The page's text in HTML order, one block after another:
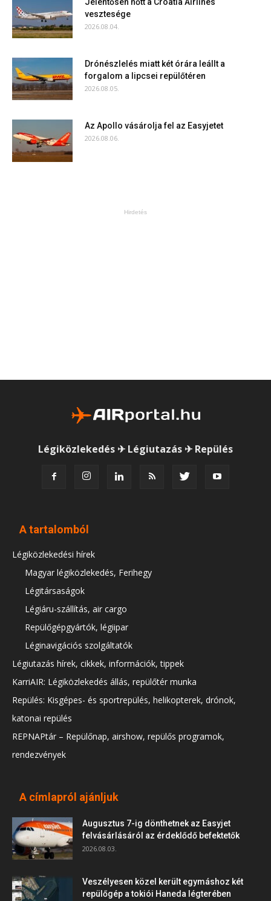
vesztesége
2026.08.04.
Drónészlelés miatt két órára leállt a
forgalom a lipcsei repülőtéren
2026.08.05.
Az Apollo vásárolja fel az Easyjetet
2026.08.06.
Hirdetés
Légiközlekedés ✈ Légiutazás ✈ Repülés
A tartalomból
Légiközlekedési hírek
Magyar légiközlekedés, Ferihegy
Légitársaságok
Légiáru-szállítás, air cargo
Repülőgépgyártók, légiipar
Léginavigációs szolgáltatók
Légiutazás hírek, cikkek, információk, tippek
KarriAIR: Légiközlekedés állás, repülőtér munka
Repülés: Kisgépes- és sportrepülés, helikopterek, drónok,
katonai repülés
REPNAPtár – Repülőnap, airshow, repülős programok,
rendezvények
A címlapról ajánljuk
Augusztus 7-ig dönthetnek az Easyjet
felvásárlásáról az érdeklődő befektetők
2026.08.03.
Veszélyesen közel került egymáshoz két
repülőgép a tokiói Haneda légterében